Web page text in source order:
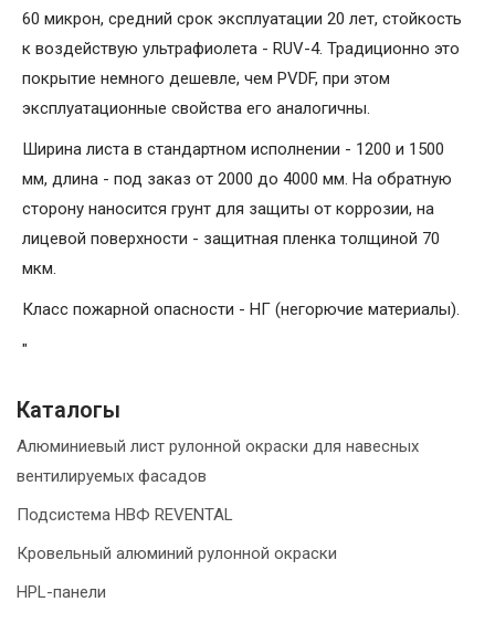
60 микрон, средний срок эксплуатации 20 лет, стойкость
к воздействую ультрафиолета - RUV-4. Традиционно это
покрытие немного дешевле, чем PVDF, при этом
эксплуатационные свойства его аналогичны.
Ширина листа в стандартном исполнении - 1200 и 1500
мм, длина - под заказ от 2000 до 4000 мм. На обратную
сторону наносится грунт для защиты от коррозии, на
лицевой поверхности - защитная пленка толщиной 70
мкм.
Класс пожарной опасности - НГ (негорючие материалы).
"
Каталогы
Алюминиевый лист рулонной окраски для навесных
вентилируемых фасадов
Подсистема НВФ REVENTAL
Кровельный алюминий рулонной окраски
HPL-панели